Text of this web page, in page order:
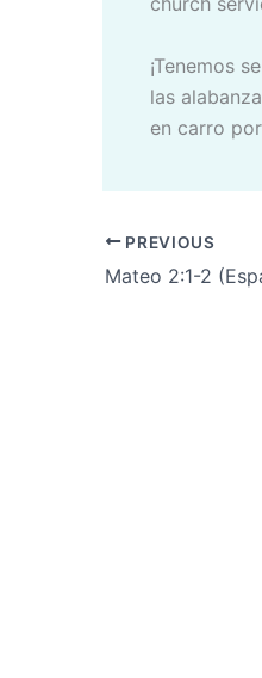
¡Tenemos servicios en carro afuera en el estacionamiento! Vengan a disfrutar de
las
en carro
PREVIOUS
Mateo 2:1-2